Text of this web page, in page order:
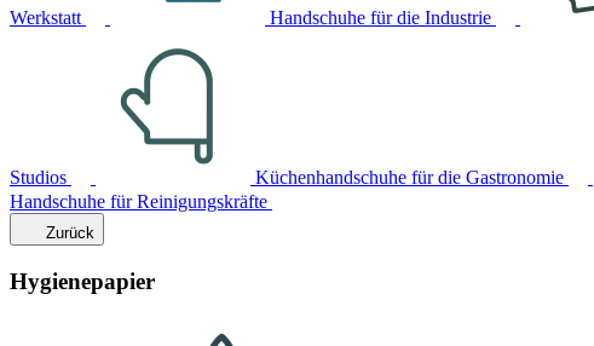
Werkstatt Handschuhe für die Industrie
Studios Küchenhandschuhe für die Gastronomie
Handschuhe für Reinigungskräfte
Zurück
Hygienepapier